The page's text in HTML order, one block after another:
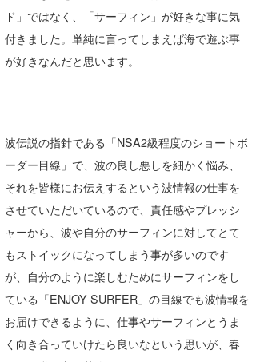
ド」ではなく、「サーフィン」が好きな事に気
付きました。単純に言ってしまえば海で遊ぶ事
が好きなんだと思います。
波伝説の指針である「NSA2級程度のショートボ
ーダー目線」で、波の良し悪しを細かく悩み、
それを皆様にお伝えするという波情報の仕事を
させていただいているので、責任感やプレッシ
ャーから、波や自分のサーフィンに対してとて
もストイックになってしまう事が多いのです
が、自分のように楽しむためにサーフィンをし
ている「ENJOY SURFER」の目線でも波情報を
お届けできるように、仕事やサーフィンとうま
く向き合っていけたら良いなという思いが、春
熊谷素子
植村未来
NOBUFUKU
ECE
G◎Da
KOBU
KY
MIN
mitz
OYZ
S.K
Soulman